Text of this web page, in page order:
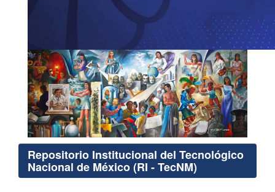
Repositorio Institucional del Tecnológico
Nacional de México (RI - TecNM)